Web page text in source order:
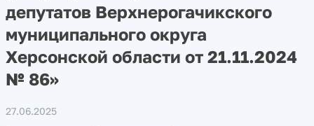
депутатов Верхнерогачикского
муниципального округа
Херсонской области от 21.11.2024
№ 86»
27.06.2025